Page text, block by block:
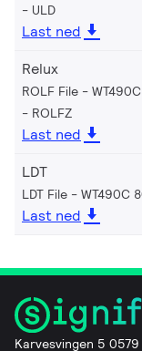
ULD
Last ned
Relux
ROLF File -
ROLFZ
Last ned
LDT
LDT File - WT490C
Last ned
Karvesvingen 5